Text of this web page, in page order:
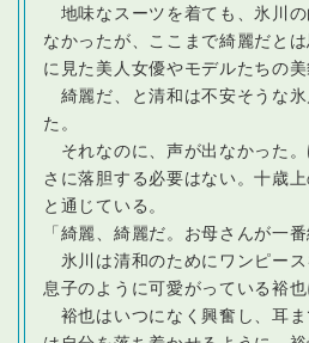
地味なスーツを着ても、氷川
なかったが、ここまで綺麗だと
に見た美人女優やモデルたちの美
綺麗だ、と清和は不安そうな氷
た。
それなのに、声が出なかった。
さに落胆する必要はない。十歳
と通じている。
「綺麗、綺麗だ。お母さんが一番
氷川は清和のためにワンピース
息子のように可愛がっている裕也
裕也はいつになく興奮し、耳ま